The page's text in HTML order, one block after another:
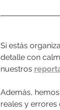
Si estás
detalle con
nuestros
Además,
reales y